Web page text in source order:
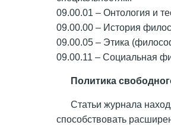
09.00.01 – Онтология и
09.00.00 – История
09.00.05 – Этика
09.00.11 – Социальная
Политика
Статьи журнала
способствовать